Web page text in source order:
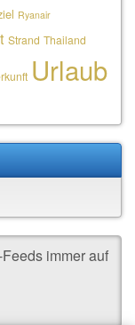
Ryanair
Strand Thailand
Urlaub
immer auf